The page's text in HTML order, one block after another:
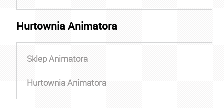
Hurtownia Animatora
Sklep Animatora
Hurtownia Animatora